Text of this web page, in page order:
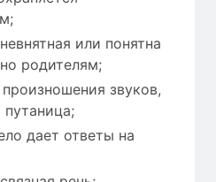
или понятна
родителям;
звуков,
путаница;
дает ответы на